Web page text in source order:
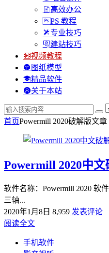
高效办公
PS 教程
专业技巧
建站技巧
视频教程
图纸模型
精品软件
关于本站
首页Powermill 2020破解版文章
Powermill 2020中
软件名称：Powermill 2020 软
三轴...
2020年1月8日 8,959 发表评论
阅读全文
手机软件